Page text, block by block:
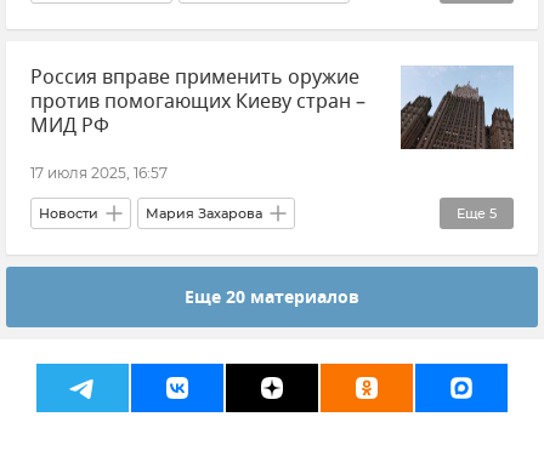
Новости Крыма Крым Амброзия
Россия вправе применить оружие
против помогающих Киеву стран –
МИД РФ
17 июля 2025, 16:57
Еще 5
Новости Мария Захарова
Дальнобойное оружие США Украина
Еще 20 материалов